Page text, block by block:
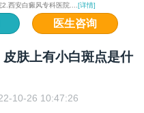
西安白癜风专科医院.... [详情]
医生咨询
肤上有小白斑点是什
10-26 10:47:26